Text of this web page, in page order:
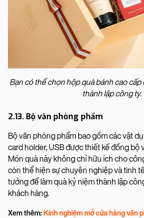
Bạn có thể chọn hộp quà bánh cao cấp
thành lập công ty.
2.13. Bộ văn phòng phẩm
Bộ văn phòng phẩm bao gồm các vật
card holder, USB được thiết kế đồng bộ
Món quà này không chỉ hữu ích cho
còn thể hiện sự chuyên nghiệp và tinh
tưởng để làm quà kỷ niệm thành lập
khách hàng.
Xem thêm: Kinh nghiệm mở cửa hàng văn